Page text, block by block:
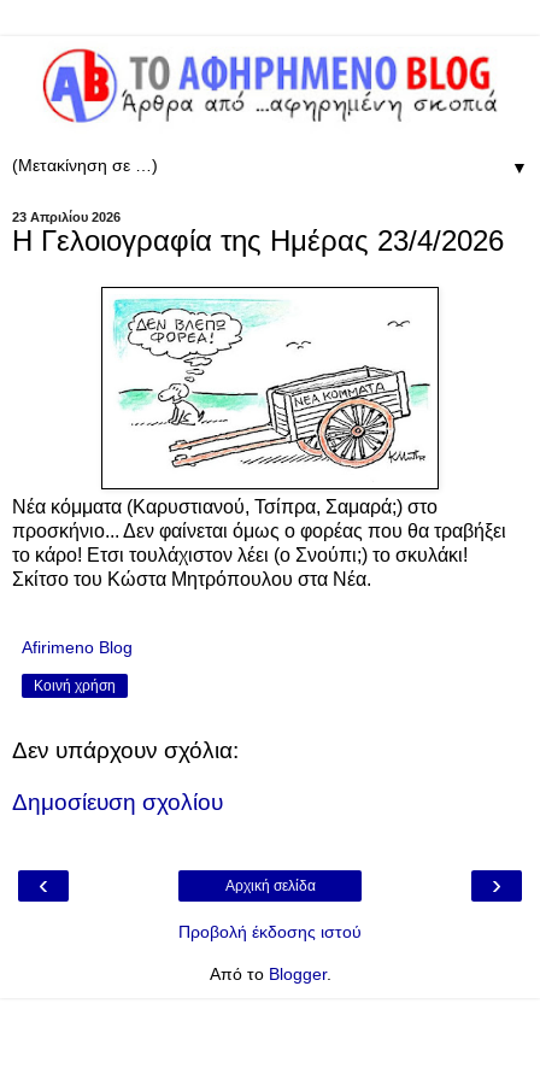
▼
23 Απριλίου 2026
Η Γελοιογραφία της Ημέρας 23/4/2026
Νέα κόμματα (Καρυστιανού, Τσίπρα, Σαμαρά;) στο
προσκήνιο... Δεν φαίνεται όμως ο φορέας που θα τραβήξει
το κάρο! Ετσι τουλάχιστον λέει (ο Σνούπι;) το σκυλάκι!
Σκίτσο του Κώστα Μητρόπουλου στα Νέα.
Afirimeno Blog
Κοινή χρήση
Δεν υπάρχουν σχόλια:
Δημοσίευση σχολίου
‹ ›
Αρχική σελίδα
Προβολή έκδοσης ιστού
Από το Blogger.